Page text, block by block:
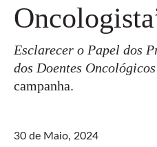
Esclarecer o Papel dos
dos Doentes Oncológicos
campanha.
30 de Maio, 2024